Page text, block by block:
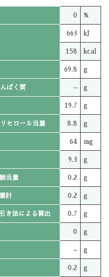
0 %
663 kJ
158 kcal
69.8 g
ぱく質 – g
19.7 g
セロール当量 8.8 g
64 mg
9.3 g
当量 0.2 g
計 0.2 g
き法による算出 0.7 g
0 g
– g
0.2 g